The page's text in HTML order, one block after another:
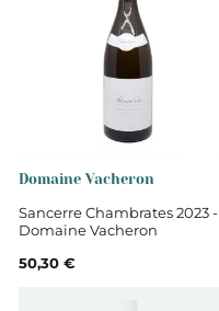
Domaine Vacheron
Sancerre Chambrates 2023 -
Domaine Vacheron
50,30 €